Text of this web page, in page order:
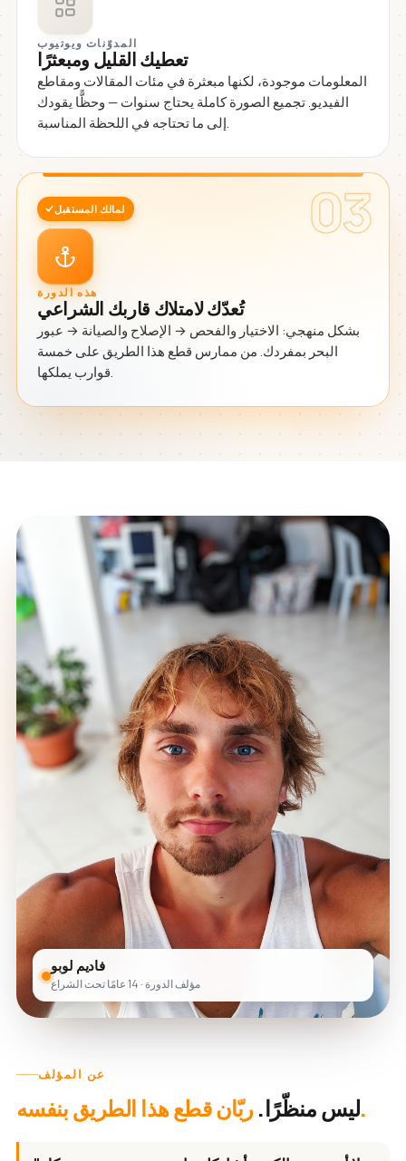
المدوّنات ويوتيوب
تعطيك القليل ومبعثرًا
المعلومات موجودة، لكنها مبعثرة في مئات المقالات ومقاطع
الفيديو. تجميع الصورة كاملة يحتاج سنوات — وحظًّا يقودك
03 لمالك المستقبل
هذه الدورة
تُعدّك لامتلاك قاربك الشراعي
بشكل منهجي: الاختيار والفحص → الإصلاح والصيانة → عبور
البحر بمفردك. من ممارس قطع هذا الطريق على خمسة
فاديم لوبو
مؤلف الدورة · 14 عامًا تحت الشراع
عن المؤلف
ليس منظّرًا.ربّان قطع هذا الطريق بنفسه.